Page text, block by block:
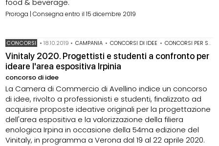
Proroga | Consegna entro il 15 dicembre 2019
CONCORSI •18.10.2019 • CAMPANIA • CONCORSI DI IDEE • CONCORSI PER STUDENTI
Vinitaly 2020. Progettisti e studenti a confronto per
ideare l'area espositiva Irpinia
concorso di idee
La Camera di Commercio di Avellino indice un concorso
di idee, rivolto a professionisti e studenti, finalizzato ad
acquisire proposte ideative originali per la progettazione
dell'area espositiva e la valorizzazione della filiera
enologica Irpina in occasione della 54ma edizione del
Vinitaly, in programma a Verona dal 19 al 22 aprile 2020.